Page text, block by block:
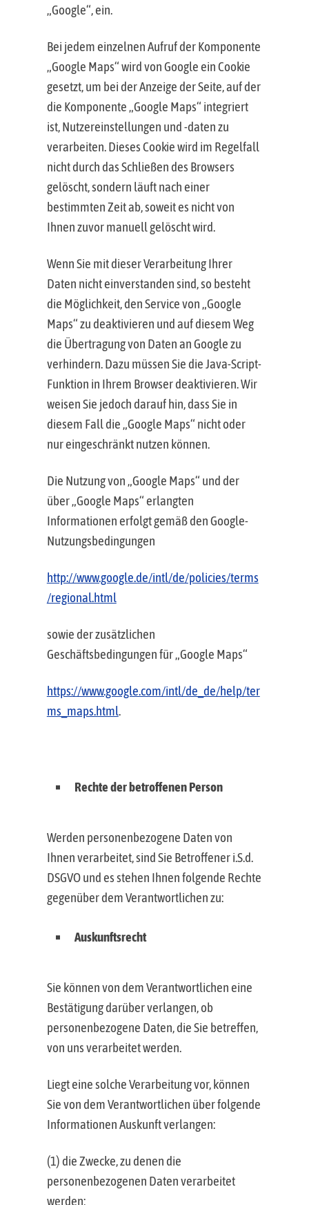
„Google“, ein.
Bei jedem einzelnen Aufruf der Komponente
„Google Maps“ wird von Google ein Cookie
gesetzt, um bei der Anzeige der Seite, auf der
die Komponente „Google Maps“ integriert
ist, Nutzereinstellungen und -daten zu
verarbeiten. Dieses Cookie wird im Regelfall
nicht durch das Schließen des Browsers
gelöscht, sondern läuft nach einer
bestimmten Zeit ab, soweit es nicht von
Ihnen zuvor manuell gelöscht wird.
Wenn Sie mit dieser Verarbeitung Ihrer
Daten nicht einverstanden sind, so besteht
die Möglichkeit, den Service von „Google
Maps“ zu deaktivieren und auf diesem Weg
die Übertragung von Daten an Google zu
verhindern. Dazu müssen Sie die Java-Script-
Funktion in Ihrem Browser deaktivieren. Wir
weisen Sie jedoch darauf hin, dass Sie in
diesem Fall die „Google Maps“ nicht oder
nur eingeschränkt nutzen können.
Die Nutzung von „Google Maps“ und der
über „Google Maps“ erlangten
Informationen erfolgt gemäß den Google-
Nutzungsbedingungen
http://www.google.de/intl/de/policies/terms
/regional.html
sowie der zusätzlichen
Geschäftsbedingungen für „Google Maps“
https://www.google.com/intl/de_de/help/ter
ms_maps.html.
Rechte der betroffenen Person
Werden personenbezogene Daten von
Ihnen verarbeitet, sind Sie Betroffener i.S.d.
DSGVO und es stehen Ihnen folgende Rechte
gegenüber dem Verantwortlichen zu:
Auskunftsrecht
Sie können von dem Verantwortlichen eine
Bestätigung darüber verlangen, ob
personenbezogene Daten, die Sie betreffen,
von uns verarbeitet werden.
Liegt eine solche Verarbeitung vor, können
Sie von dem Verantwortlichen über folgende
Informationen Auskunft verlangen:
(1) die Zwecke, zu denen die
personenbezogenen Daten verarbeitet
werden;